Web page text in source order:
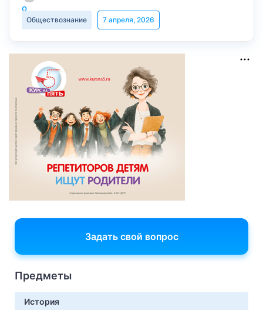
Обществознание 7 апреля, 2026
Задать свой вопрос
Предметы
История